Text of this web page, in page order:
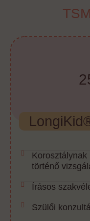
történő
Írásos
Szülői